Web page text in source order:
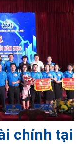
chính tại